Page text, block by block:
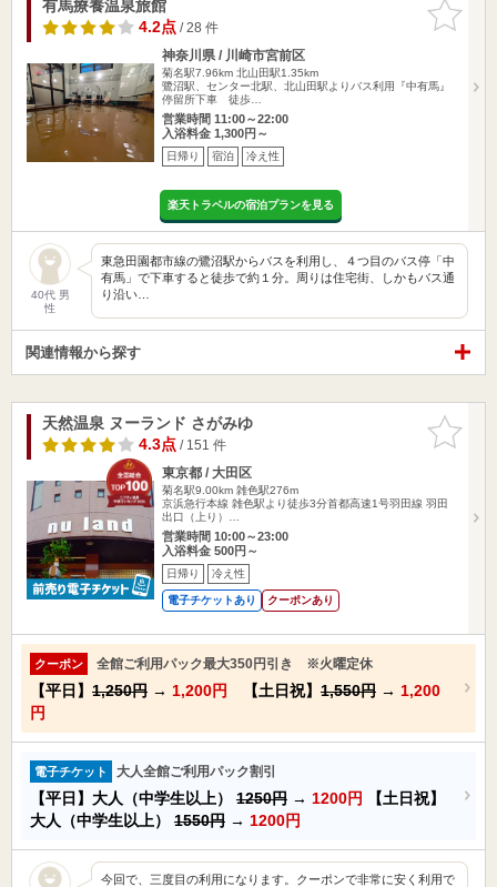
お気に入
りに追加
有馬療養温泉旅館
4.2点/ 28 件
神奈川県 / 川崎市宮前区
菊名駅7.96km 北山田駅1.35km
鷺沼駅、センター北駅、北山田駅よりバス利用『中有馬』
停留所下車 徒歩…
営業時間 11:00～22:00
入浴料金 1,300円～
日帰り 宿泊 冷え性
楽天トラベルの宿泊プランを見る
40代 男
性
東急田園都市線の鷺沼駅からバスを利用し、４つ目のバス停「中
有馬」で下車すると徒歩で約１分。周りは住宅街、しかもバス通
り沿い…
関連情報から探す
お気に入
りに追加
天然温泉 ヌーランド さがみゆ
4.3点/ 151 件
東京都 / 大田区
菊名駅9.00km 雑色駅276m
京浜急行本線 雑色駅より徒歩3分首都高速1号羽田線 羽田
出口（上り）…
営業時間 10:00～23:00
入浴料金 500円～
日帰り 冷え性
電子チケットあり クーポンあり
クーポン 全館ご利用パック最大350円引き ※火曜定休
【平日】 1,250円 → 1,200円 【土日祝】 1,550円 → 1,200
円
電子チケット 大人全館ご利用パック割引
【平日】大人（中学生以上） 1250円 → 1200円
【土日祝】
大人（中学生以上） 1550円 → 1200円
今回で、三度目の利用になります。クーポンで非常に安く利用で